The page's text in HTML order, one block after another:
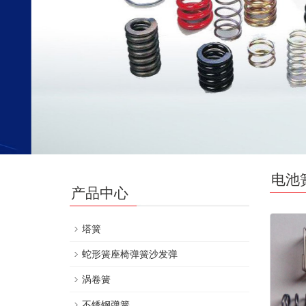
电池
产品中心
塔簧
蛇形簧座椅弹簧沙发弹
涡卷簧